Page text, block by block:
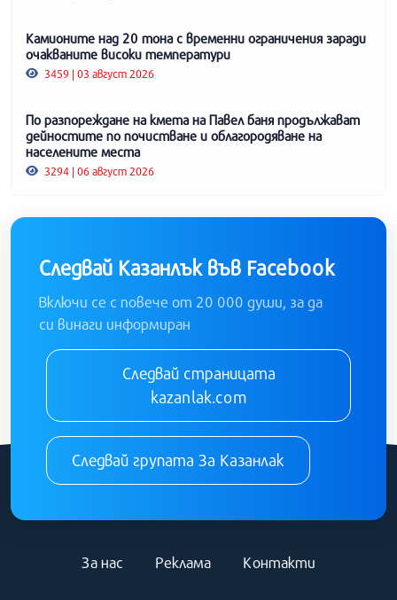
Камионите над 20 тона с временни ограничения заради
очакваните високи температури
3459 | 03 август 2026
По разпореждане на кмета на Павел баня продължават
дейностите по почистване и облагородяване на
населените места
3294 | 06 август 2026
Следвай Казанлък във Facebook
Включи се с повече от 20 000 души, за да
си винаги информиран
Следвай страницата
kazanlak.com
Следвай групата За Казанлак
За нас Реклама Контакти